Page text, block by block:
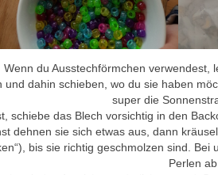
du Ausstechförmchen
dahin schieben, wo du sie haben
super die
schiebe das Blech vorsichtig in den
dehnen sie sich etwas aus, dann
bis sie richtig geschmolzen sind.
Perlen ab.